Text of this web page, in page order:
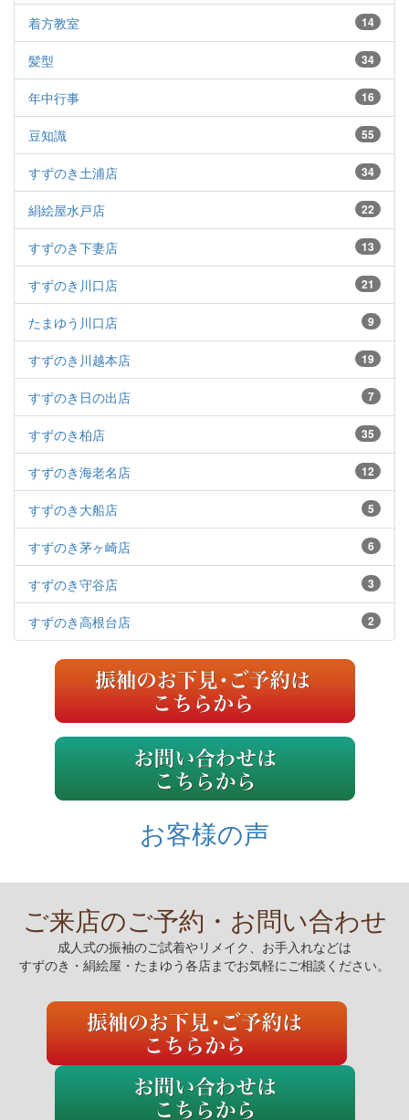
14
着方教室
34
髪型
16
年中行事
55
豆知識
34
すずのき土浦店
22
絹絵屋水戸店
13
すずのき下妻店
21
すずのき川口店
9
たまゆう川口店
19
すずのき川越本店
7
すずのき日の出店
35
すずのき柏店
12
すずのき海老名店
5
すずのき大船店
6
すずのき茅ヶ崎店
3
すずのき守谷店
2
すずのき高根台店
お客様の声
ご来店のご予約・お問い合わせ
成人式の振袖のご試着やリメイク、お手入れなどは
すずのき・絹絵屋・たまゆう各店までお気軽にご相談ください。